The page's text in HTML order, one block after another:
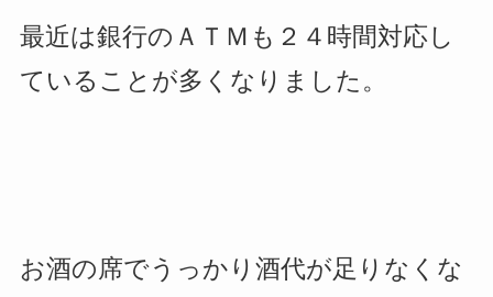
最近は銀行のＡＴＭも２４時間対応し
ていることが多くなりました。
お酒の席でうっかり酒代が足りなくな